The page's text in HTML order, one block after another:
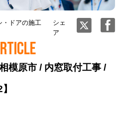
・ドアの施工
シェ
ア
模原市 / 内窓取付工事 /